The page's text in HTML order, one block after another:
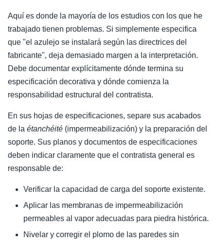
Aquí es donde la mayoría de los estudios con los que he
trabajado tienen problemas. Si simplemente especifica
que "el azulejo se instalará según las directrices del
fabricante", deja demasiado margen a la interpretación.
Debe documentar explícitamente dónde termina su
especificación decorativa y dónde comienza la
responsabilidad estructural del contratista.
En sus hojas de especificaciones, separe sus acabados
de la étanchéité (impermeabilización) y la preparación del
soporte. Sus planos y documentos de especificaciones
deben indicar claramente que el contratista general es
responsable de:
Verificar la capacidad de carga del soporte existente.
Aplicar las membranas de impermeabilización
permeables al vapor adecuadas para piedra histórica.
Nivelar y corregir el plomo de las paredes sin